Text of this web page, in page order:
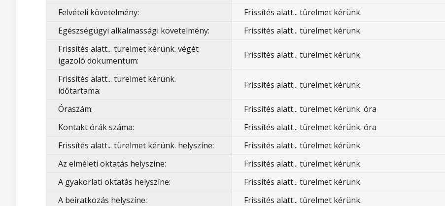
Felvételi követelmény:
Frissítés alatt... türelmet kérünk.
Egészségügyi alkalmassági követelmény:
Frissítés alatt... türelmet kérünk.
Frissítés alatt... türelmet kérünk. végét
igazoló dokumentum:
Frissítés alatt... türelmet kérünk.
Frissítés alatt... türelmet kérünk.
időtartama:
Frissítés alatt... türelmet kérünk.
Óraszám:
Frissítés alatt... türelmet kérünk. óra
Kontakt órák száma:
Frissítés alatt... türelmet kérünk. óra
Frissítés alatt... türelmet kérünk. helyszíne:
Frissítés alatt... türelmet kérünk.
Az elméleti oktatás helyszíne:
Frissítés alatt... türelmet kérünk.
A gyakorlati oktatás helyszíne:
Frissítés alatt... türelmet kérünk.
A beiratkozás helyszíne:
Frissítés alatt... türelmet kérünk.